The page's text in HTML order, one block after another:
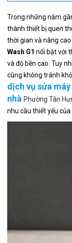
Trong những năm
thành thiết bị quen
thời gian và nâng
Wash G1 nổi bật với
và độ bền cao. Tuy
cũng không tránh
dịch vụ sửa
nhà Phường Tân
nhu cầu thiết yếu của